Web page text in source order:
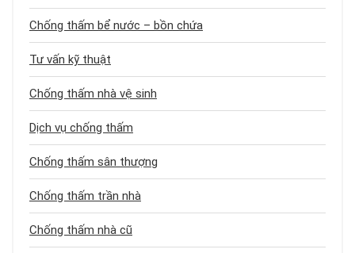
Chống thấm bể nước – bồn chứa
Tư vấn kỹ thuật
Chống thấm nhà vệ sinh
Dịch vụ chống thấm
Chống thấm sân thượng
Chống thấm trần nhà
Chống thấm nhà cũ